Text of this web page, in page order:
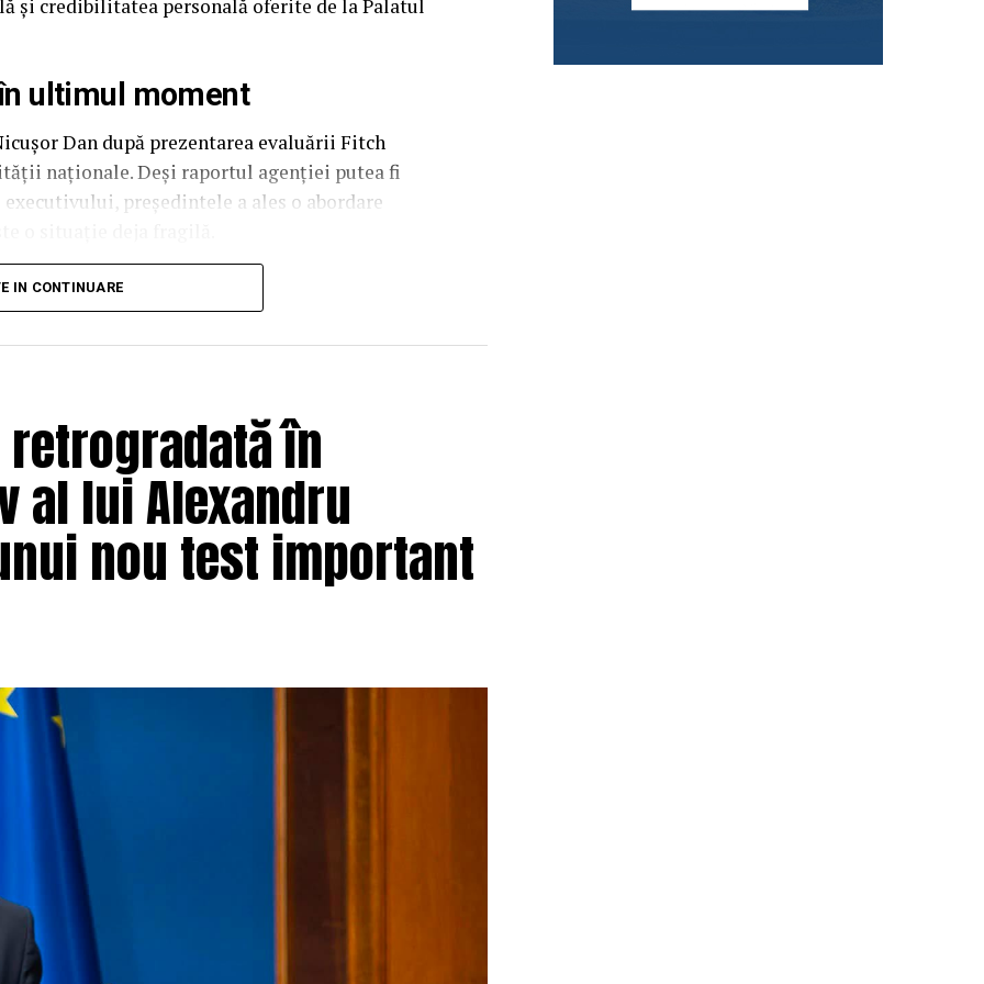
și credibilitatea personală oferite de la Palatul
ultimul moment
Dan după prezentarea evaluării Fitch
naționale. Deși raportul agenției putea fi
președintele a ales o abordare
susținerea acordată Guvernului Bolojan
până în ceasul al 13-lea, inclusiv după
verbal situația, președintele a oferit o
conturi politice.
negocierilor cu Fitch
agenției este unul extrem de complex.
o retrogradare iminentă a ratingului suveran,
presiunile inflaționiste care au afectat puterea
esențială este cum a fost posibil acest lucru, în
deja cunoscute de piețe.
noi, ci în garanțiile de conduită fiscală. În
considerabil pe parcursul mandatului,
în care partenerii externi au avut încredere
bugetare
IN CONTINUARE
în
al lui Alexandru
nou test important